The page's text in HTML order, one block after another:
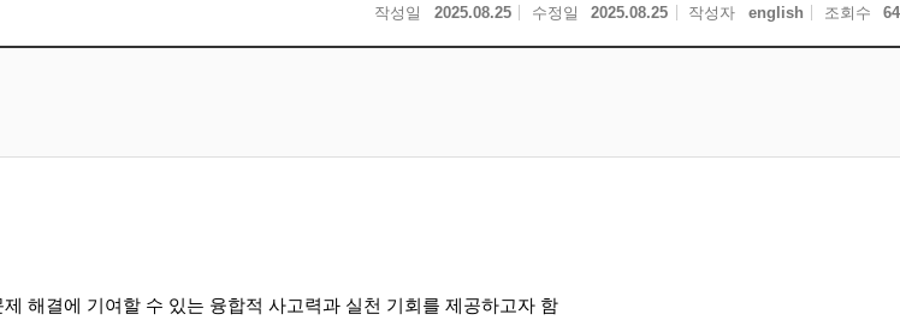
작성일 2025.08.25 수정일 2025.08.25 작성자 english 조회수 64
해결에 기여할 수 있는 융합적 사고력과 실천 기회를 제공하고자 함